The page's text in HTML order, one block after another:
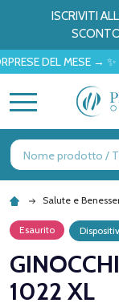
ISCRIVITI
DEL MESE → ✨
Ricerca
Salute e
Esaurito
1022 XL